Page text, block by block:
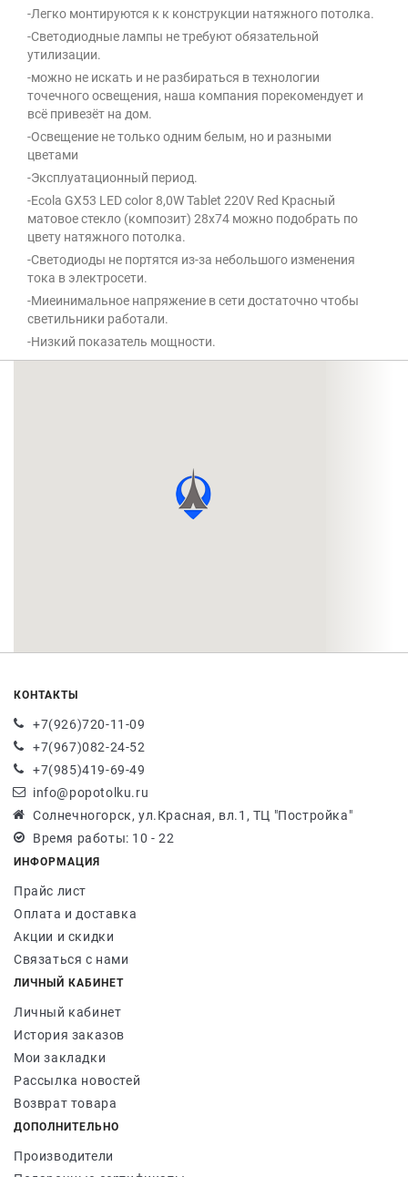
-Легко монтируются к к конструкции натяжного потолка.
-Светодиодные лампы не требуют обязательной
утилизации.
-можно не искать и не разбираться в технологии
точечного освещения, наша компания порекомендует и
всё привезёт на дом.
-Освещение не только одним белым, но и разными
цветами
-Эксплуатационный период.
-Ecola GX53 LED color 8,0W Tablet 220V Red Красный
матовое стекло (композит) 28x74 можно подобрать по
цвету натяжного потолка.
-Светодиоды не портятся из-за небольшого изменения
тока в электросети.
-Миеинимальное напряжение в сети достаточно чтобы
светильники работали.
-Низкий показатель мощности.
КОНТАКТЫ
+7(926)720-11-09
+7(967)082-24-52
+7(985)419-69-49
info@popotolku.ru
Солнечногорск, ул.Красная, вл.1, ТЦ "Постройка"
Время работы: 10 - 22
ИНФОРМАЦИЯ
Прайс лист
Оплата и доставка
Акции и скидки
Связаться с нами
ЛИЧНЫЙ КАБИНЕТ
Личный кабинет
История заказов
Мои закладки
Рассылка новостей
Возврат товара
ДОПОЛНИТЕЛЬНО
Производители